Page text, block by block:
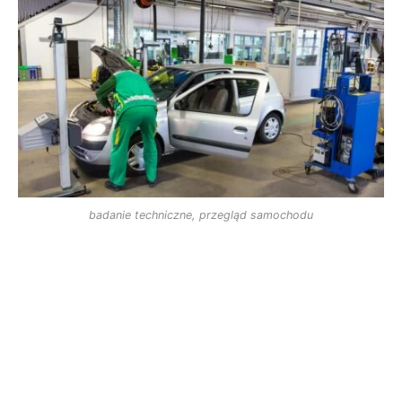
badanie techniczne, przegląd samochodu